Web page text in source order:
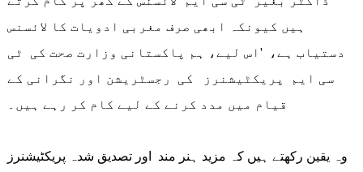
ہیں کیونکہ ابھی صرف مغربی ادویات کا لائسنس
دستیاب ہے، 'اس لیے، ہم پاکستانی وزارت صحت کی ٹی
سی ایم پریکٹیشنرز کی رجسٹریشن اور نگرانی کے
وہ یقین رکھتے ہیں کہ مزید ہنر مند اور تصدیق شدہ پریکٹیشنرز